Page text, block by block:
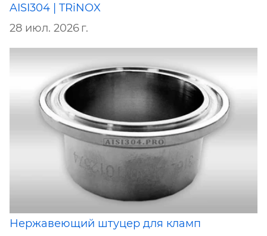
AISI304 | TRiNOX
28 июл. 2026 г.
Нержавеющий штуцер для кламп